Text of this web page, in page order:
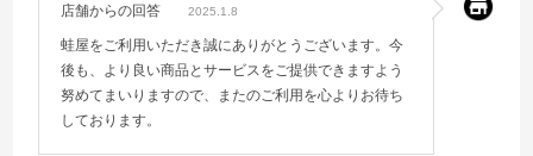
店舗からの回答 2025.1.8
蛙屋をご利用いただき誠にありがとうございます。今
後も、より良い商品とサービスをご提供できますよう
努めてまいりますので、またのご利用を心よりお待ち
しております。